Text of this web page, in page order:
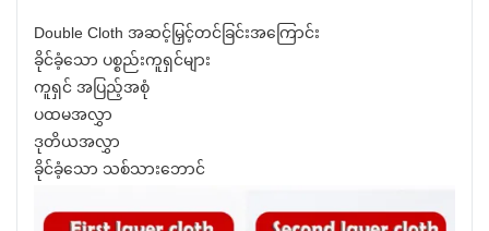
Double Cloth အဆင့်မြှင့်တင်ခြင်းအကြောင်း
ခိုင်ခံ့သော ပစ္စည်းကူရှင်များ
ကူရှင် အပြည့်အစုံ
ပထမအလွှာ
ဒုတိယအလွှာ
ခိုင်ခံ့သော သစ်သားဘောင်